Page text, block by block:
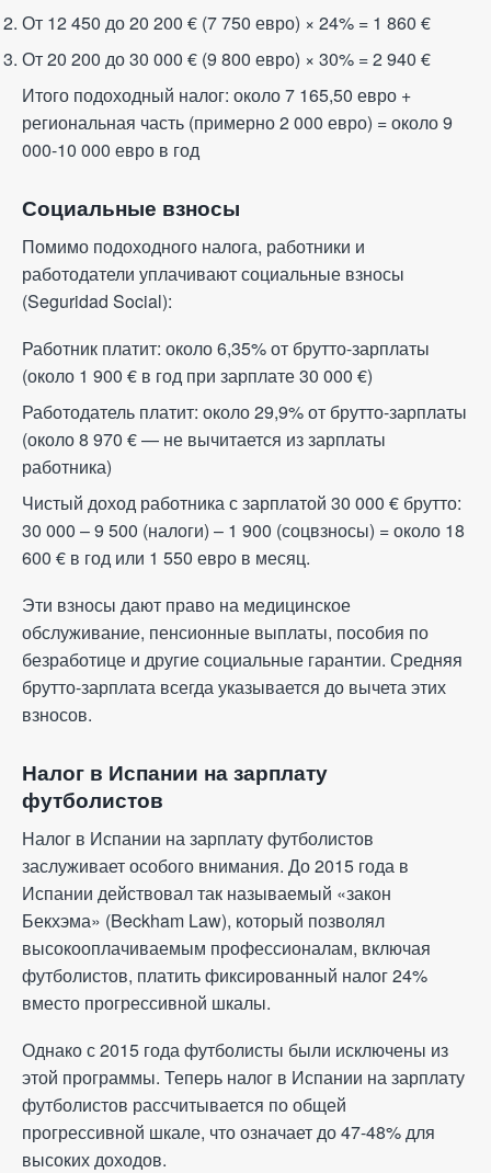
От 12 450 до 20 200 € (7 750 евро) × 24% = 1 860 €
От 20 200 до 30 000 € (9 800 евро) × 30% = 2 940 €
Итого подоходный налог: около 7 165,50 евро +
региональная часть (примерно 2 000 евро) = около 9
000-10 000 евро в год
Социальные взносы
Помимо подоходного налога, работники и
работодатели уплачивают социальные взносы
(Seguridad Social):
Работник платит: около 6,35% от брутто-зарплаты
(около 1 900 € в год при зарплате 30 000 €)
Работодатель платит: около 29,9% от брутто-зарплаты
(около 8 970 €— не вычитается из зарплаты
работника)
Чистый доход работника с зарплатой 30 000 € брутто:
30 000 – 9 500 (налоги) – 1 900 (соцвзносы) = около 18
600 € в год или 1 550 евро в месяц.
Эти взносы дают право на медицинское
обслуживание, пенсионные выплаты, пособия по
безработице и другие социальные гарантии. Средняя
брутто-зарплата всегда указывается до вычета этих
взносов.
Налог в Испании на зарплату
футболистов
Налог в Испании на зарплату футболистов
заслуживает особого внимания. До 2015 года в
Испании действовал так называемый «закон
Бекхэма» (Beckham Law), который позволял
высокооплачиваемым профессионалам, включая
футболистов, платить фиксированный налог 24%
вместо прогрессивной шкалы.
Однако с 2015 года футболисты были исключены из
этой программы. Теперь налог в Испании на зарплату
футболистов рассчитывается по общей
прогрессивной шкале, что означает до 47-48% для
высоких доходов.